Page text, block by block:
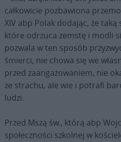
całkowicie pozbawiona
XIV abp Polak dodając, że taką
które odrzuca zemstę i modli
pozwala w ten sposób
śmierci, nie chowa się we
przed zaangażowaniem, nie
ze strachu, ale wie i potrafi
ludzi.
Przed Mszą św., którą abp
społeczności szkolnej w